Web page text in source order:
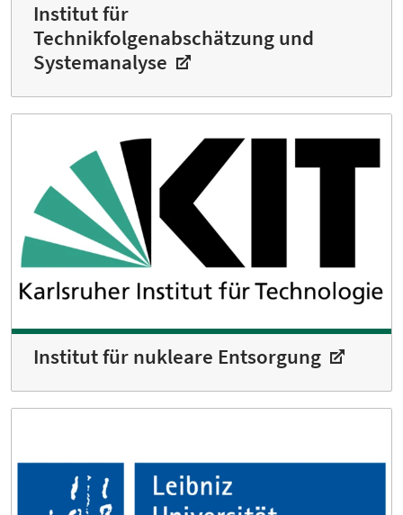
Institut für
Technikfolgenabschätzung und
Systemanalyse
Institut für nukleare Entsorgung